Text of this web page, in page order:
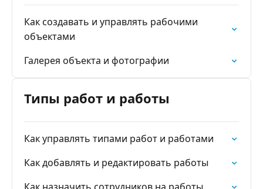
Как создавать и управлять рабочими
объектами
Галерея объекта и фотографии
Типы работ и работы
Как управлять типами работ и работами
Как добавлять и редактировать работы